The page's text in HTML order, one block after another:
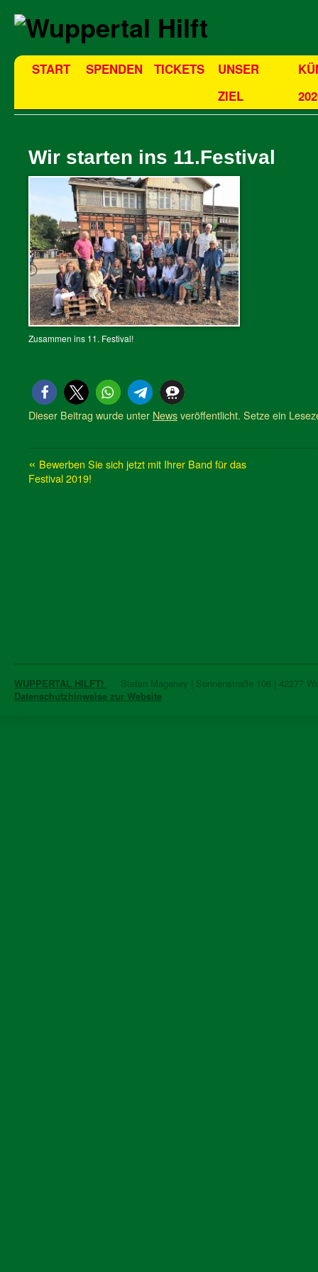
START SPENDEN TICKETS
UNSER
ZIEL
Wir starten ins 11.Festival
Zusammen ins 11. Festival!
Dieser Beitrag wurde unter Newsveröffentlicht. Setze ein
« Bewerben Sie sich jetzt mit Ihrer Band für das
Festival 2019!
WUPPERTAL HILFT!
Stefan Mageney | Sonnenstraße 106 | 42277
Datenschutzhinweise zur Website